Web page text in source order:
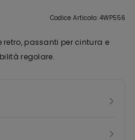
Codice Articolo: 4WP556
passanti per cintura e
regolare.